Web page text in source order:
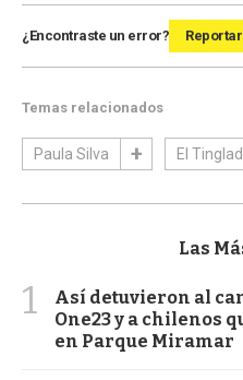
¿Encontraste un error? Reportar
Temas relacionados
Paula Silva El
Las
1
Así detuvieron al
One23 y a chilenos
en Parque Miramar